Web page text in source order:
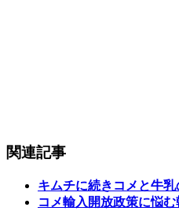
関連記事
キムチに続きコメと牛
コメ輸入開放政策に悩